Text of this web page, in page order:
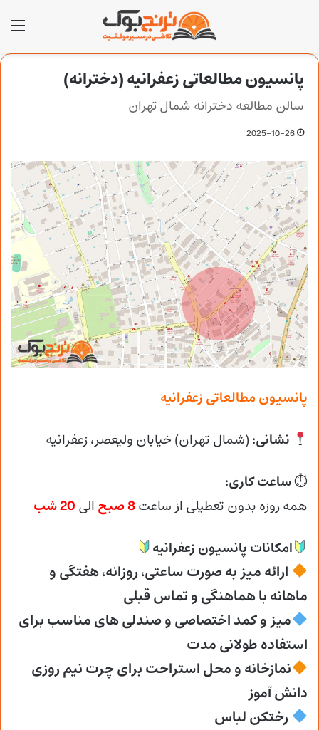
پانسیون مطالعاتی زعفرانیه (دخترانه)
سالن مطالعه دخترانه شمال تهران
2025-10-26
پانسیون مطالعاتی زعفرانیه
نشانی: (شمال تهران) خیابان ولیعصر، زعفرانیه
⏱ساعت کاری:
همه روزه بدون تعطیلی از ساعت8 صبح الی 20 شب
امکانات پانسیون زعفرانیه
ارائه میز به صورت ساعتی، روزانه، هفتگی و
ماهانه با هماهنگی و تماس قبلی
میز و کمد اختصاصی و صندلی های مناسب برای
استفاده طولانی مدت
نمازخانه و محل استراحت برای چرت نیم روزی
دانش آموز
رختکن لباس